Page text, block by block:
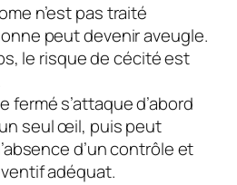
n’est pas traité
peut devenir aveugle.
le risque de cécité est
fermé s’attaque d’abord
seul œil, puis peut
d’un contrôle et
adéquat.